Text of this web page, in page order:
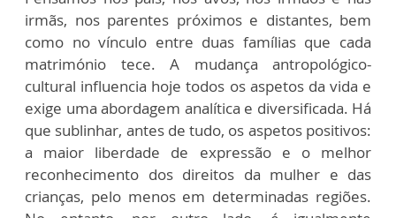
irmãs, nos parentes próximos e distantes, bem
como no vínculo entre duas famílias que cada
matrimónio tece. A mudança antropológico-
cultural influencia hoje todos os aspetos da vida e
exige uma abordagem analítica e diversificada. Há
que sublinhar, antes de tudo, os aspetos positivos:
a maior liberdade de expressão e o melhor
reconhecimento dos direitos da mulher e das
crianças, pelo menos em determinadas regiões.